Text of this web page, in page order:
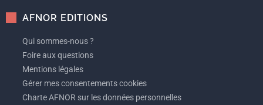
AFNOR EDITIONS
Qui sommes-nous ?
Foire aux questions
Mentions légales
Gérer mes consentements cookies
Charte AFNOR sur les données personnelles